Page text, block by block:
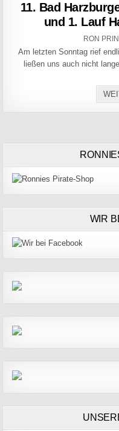
11. Bad
und 1. Lauf
AUTHOR:
RON
Am letzten Sonntag rief
ließen uns auch nicht
WIR